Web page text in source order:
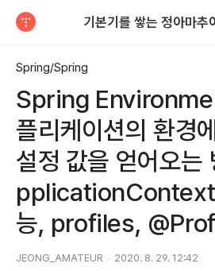
Spring/Spring
Spring
플리케이션의 환경
설정 값을 얻어오
pplicationContext
능, profiles,
JEONG_AMATEUR 2020. 8. 29. 12:42